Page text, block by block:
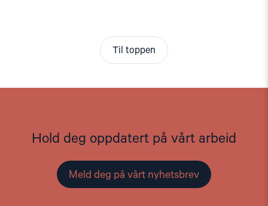
Til toppen
Hold deg oppdatert på vårt arbeid
Meld deg på vårt nyhetsbrev